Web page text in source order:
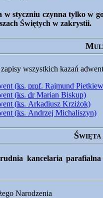
styczniu czynna tylko w
Świętych w zakrystii.
wszystkich kazań
(ks. prof. Rajmund
(ks. drMarian Biskup)
(ks. Arkadiusz Krziżok)
(ks. Andrzej Michaliszyn)
kancelaria parafialna
Narodzenia